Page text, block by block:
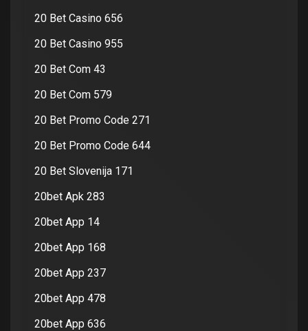
20 Bet Casino 656
20 Bet Casino 955
20 Bet Com 43
20 Bet Com 579
20 Bet Promo Code 271
20 Bet Promo Code 644
20 Bet Slovenija 171
20bet Apk 283
20bet App 14
20bet App 168
20bet App 237
20bet App 478
20bet App 636